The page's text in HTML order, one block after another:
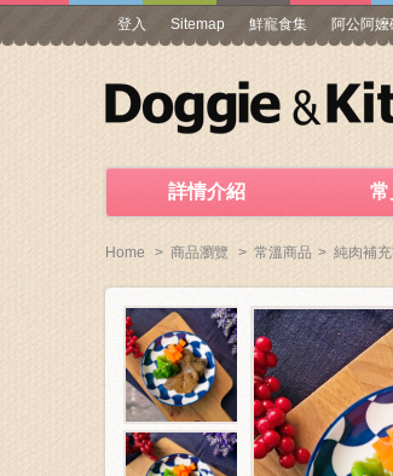
登入 Sitemap 鮮寵食集 阿公阿
詳情介紹 常
Home > 商品瀏覽 > 常溫商品 > 純肉補